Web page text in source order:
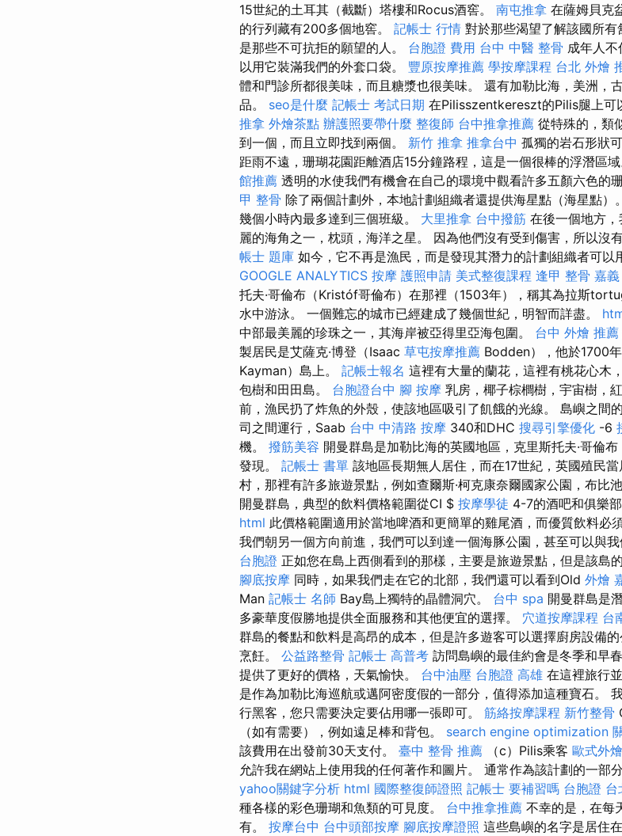
15世紀的土耳其（截斷）塔樓和Rocus酒窖。 南屯推拿 在薩姆貝克
的行列藏有200多個地窖。 記帳士 行情 對於那些渴望了解該國所
是那些不可抗拒的願望的人。 台胞證 費用 台中 中醫 整骨 成年人
以用它裝滿我們的外套口袋。 豐原按摩推薦 學按摩課程 台北 外燴
體和門診所都很美味，而且糖漿也很美味。 還有加勒比海，美洲，
品。 seo是什麼 記帳士 考試日期 在Pilisszentkereszt的Pilis腿上可
推拿 外燴茶點 辦護照要帶什麼 整復師 台中推拿推薦 從特殊的，類
到一個，而且立即找到兩個。 新竹 推拿 推拿台中 孤獨的岩石形狀
距雨不遠，珊瑚花園距離酒店15分鐘路程，這是一個很棒的浮潛區域
館推薦 透明的水使我們有機會在自己的環境中觀看許多五顏六色的
甲 整骨 除了兩個計劃外，本地計劃組織者還提供海星點（海星點）
幾個小時內最多達到三個班級。 大里推拿 台中撥筋 在後一個地方
麗的海角之一，枕頭，海洋之星。 因為他們沒有受到傷害，所以沒
帳士 題庫 如今，它不再是漁民，而是發現其潛力的計劃組織者可以
GOOGLE ANALYTICS 按摩 護照申請 美式整復課程 逢甲 整骨 嘉
托夫·哥倫布（Kristóf哥倫布）在那裡（1503年），稱其為拉斯
水中游泳。 一個難忘的城市已經建成了幾個世紀，明智而詳盡。
中部最美麗的珍珠之一，其海岸被亞得里亞海包圍。 台中 外燴 推薦
製居民是艾薩克·博登（Isaac 草屯按摩推薦 Bodden），他於1700
Kayman）島上。 記帳士報名 這裡有大量的蘭花，這裡有桃花心木
包樹和田田島。 台胞證台中 腳 按摩 乳房，椰子棕櫚樹，宇宙樹，
前，漁民扔了炸魚的外殼，使該地區吸引了飢餓的光線。 島嶼之間
司之間運行，Saab 台中 中清路 按摩 340和DHC 搜尋引擎優化 -6
機。 撥筋美容 開曼群島是加勒比海的英國​​地區，克里斯托夫·哥倫
發現。 記帳士 書單 該地區長期無人居住，而在17世紀，英國殖民
村，那裡有許多旅遊景點，例如查爾斯·柯克康奈爾國家公園，布比
開曼群島，典型的飲料價格範圍從CI $ 按摩學徒 4-7的酒吧和俱樂
html 此價格範圍適用於當地啤酒和更簡單的雞尾酒，而優質飲料必
我們朝另一個方向前進，我們可以到達一個海豚公園，甚至可以與
台胞證 正如您在島上西側看到的那樣，主要是旅遊景點，但是該島
腳底按摩 同時，如果我們走在它的北部，我們還可以看到Old 外燴
Man 記帳士 名師 Bay島上獨特的晶體洞穴。 台中 spa 開曼群島是
多豪華度假勝地提供全面服務和其他便宜的選擇。 穴道按摩課程 台
群島的餐點和飲料是高昂的成本，但是許多遊客可以選擇廚房設備
烹飪。 公益路整骨 記帳士 高普考 訪問島嶼的最佳約會是冬季和早
提供了更好的價格，天氣愉快。 台中油壓 台胞證 高雄 在這裡旅行
是作為加勒比海巡航或邁阿密度假的一部分，值得添加這種寶石。
行黑客，您只需要決定要佔用哪一張即可。 筋絡按摩課程 新竹整骨
（如有需要），例如遠足棒和背包。 search engine optimization
該費用在出發前30天支付。 臺中 整骨 推薦 （c）Pilis乘客 歐式外燴
允許我在網站上使用我的任何著作和圖片。 通常作為該計劃的一部
yahoo關鍵字分析 html 國際整復師證照 記帳士 要補習嗎 台胞證 台
種各樣的彩色珊瑚和魚類的可見度。 台中推拿推薦 不幸的是，在每
有。 按摩台中 台中頭部按摩 腳底按摩證照 這些島嶼的名字是居住